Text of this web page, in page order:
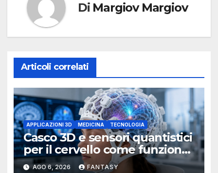
Di Margiov Margiov
Articoli correlati
APPLICAZIONI 3D MEDICINA TECNOLOGIA
Casco 3D e sensori quantistici
per il cervello come funziona
l’OPM-MEG
AGO 6, 2026 FANTASY